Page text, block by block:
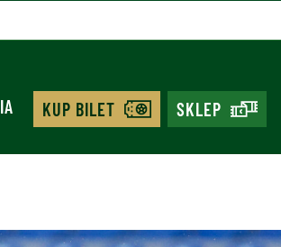
KUP BILET SKLEP